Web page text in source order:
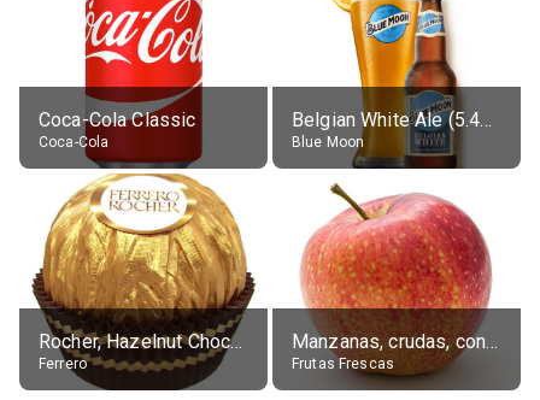
Coca-Cola Classic
Coca-Cola
Belgian White Ale (5.4% alc.)
Blue Moon
Rocher, Hazelnut Chocolate Ball
Ferrero
Manzanas, crudas, con piel
Frutas Frescas